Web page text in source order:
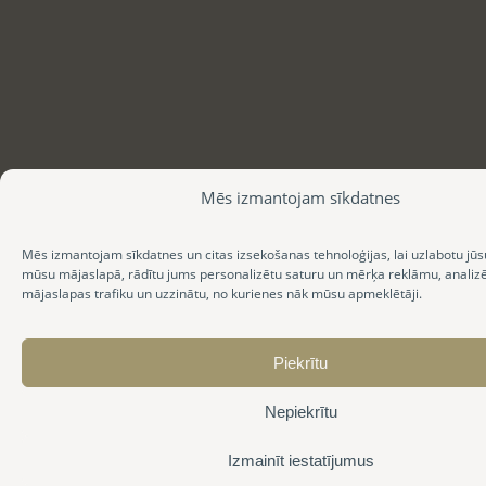
Mēs izmantojam sīkdatnes
Mēs izmantojam sīkdatnes un citas izsekošanas tehnoloģijas, lai uzlabotu
mūsu mājaslapā, rādītu jums personalizētu saturu un mērķa reklāmu,
mājaslapas trafiku un uzzinātu, no kurienes nāk mūsu apmeklētāji.
Piekrītu
Nepiekrītu
Izmainīt iestatījumus